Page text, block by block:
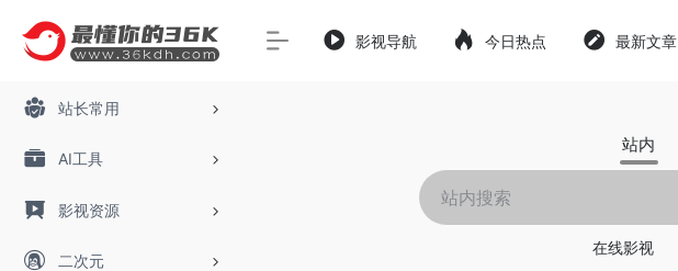
站长常用
AI工具
影视资源
二次元
影视导航 今日热点 最新文章
站内
在线影视